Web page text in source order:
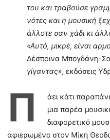
του και τραβούσε
νότες και η μουσική
άλλοτε σαν χάδι κι
«Αυτό, μικρέ, είναι
Δέσποινα Μπογδάνη-
γίγαντας», εκδόσεις
Π
άει κάτι
μια παρέα
διαφορετικό
αφιερωμένο στον Μίκη